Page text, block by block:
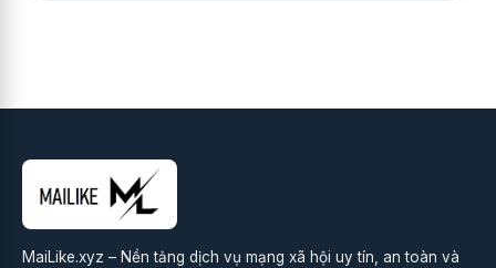
MaiLike.xyz – Nền tảng dịch vụ mạng xã hội uy tín, an toàn và